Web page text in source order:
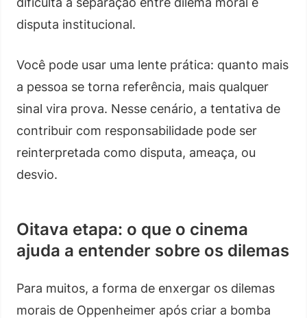
disputa institucional.
Você pode usar uma lente prática: quanto mais
a pessoa se torna referência, mais qualquer
sinal vira prova. Nesse cenário, a tentativa de
contribuir com responsabilidade pode ser
reinterpretada como disputa, ameaça, ou
desvio.
Oitava etapa: o que o cinema
ajuda a entender sobre os dilemas
Para muitos, a forma de enxergar os dilemas
morais de Oppenheimer após criar a bomba